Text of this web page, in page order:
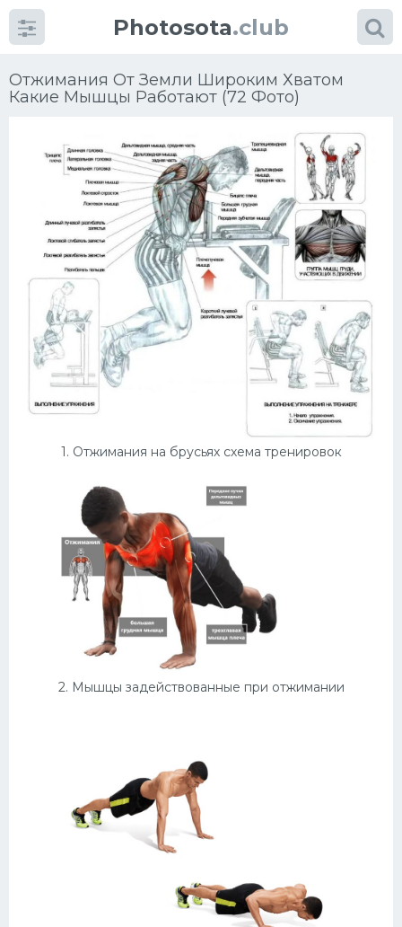
Photosota.club
Отжимания От Земли Широким Хватом
Какие Мышцы Работают (72 Фото)
1. Отжимания на брусьях схема тренировок
2. Мышцы задействованные при отжимании
КатегорииФото
Много картинок...
Футбол
Баскетбол
Хоккей
Велогонки
Интерьеры квартир